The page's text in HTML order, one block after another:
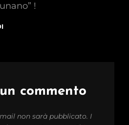
!
commento
non sarà pubblicato. I